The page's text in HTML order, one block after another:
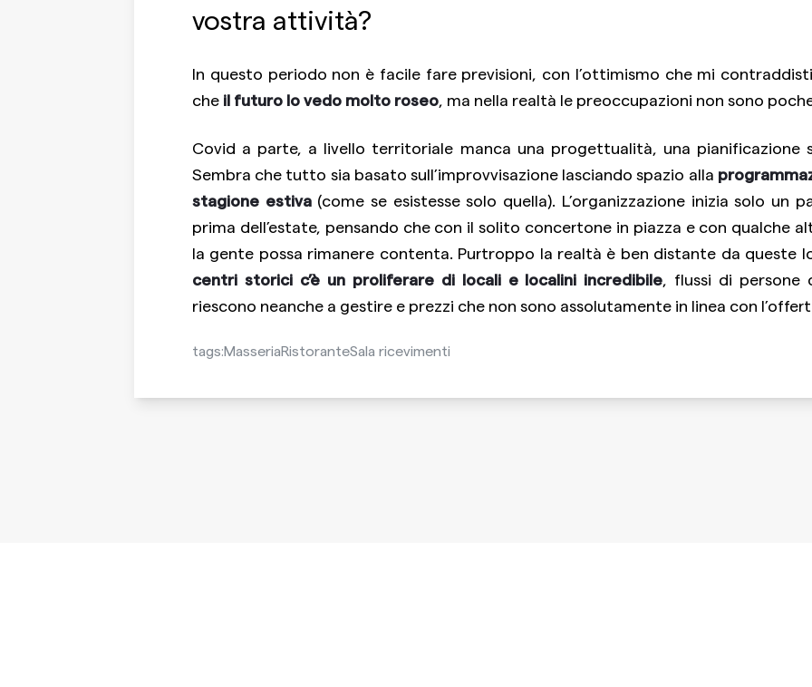
vostra attività?
In questo periodo non è facile fare previsioni, con l’ottimismo che mi
che il futuro lo vedo molto roseo , ma nella realtà le preoccupazioni non sono
Covid a parte, a livello territoriale manca una progettualità, una pianificazione
Sembra che tutto sia basato sull’improvvisazione lasciando spazio alla
stagione estiva(come se esistesse solo quella). L’organizzazione inizia solo un
prima dell’estate, pensando che con il solito concertone in piazza e con qualche
la gente possa rimanere contenta. Purtroppo la realtà è ben distante da queste
centri storici c’è un proliferare di locali e localini incredibile , flussi di persone
riescono neanche a gestire e prezzi che non sono assolutamente in linea con
tags:MasseriaRistoranteSala ricevimenti